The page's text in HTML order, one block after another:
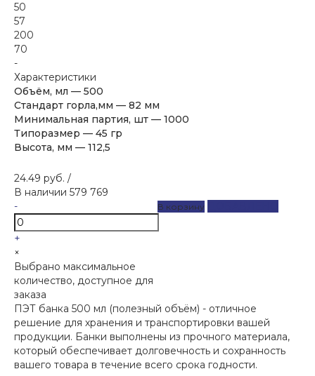
50
57
200
70
-
Характеристики
Объём, мл — 500
Стандарт горла,мм — 82 мм
Минимальная партия, шт — 1000
Типоразмер — 45 гр
Высота, мм — 112,5
24.49 руб. /
В наличии 579 769
-
+
×
Выбрано максимальное
количество, доступное для
заказа
В корзину
ПЭТ банка 500 мл (полезный объём) - отличное
решение для хранения и транспортировки вашей
продукции. Банки выполнены из прочного материала,
который обеспечивает долговечность и сохранность
вашего товара в течение всего срока годности.